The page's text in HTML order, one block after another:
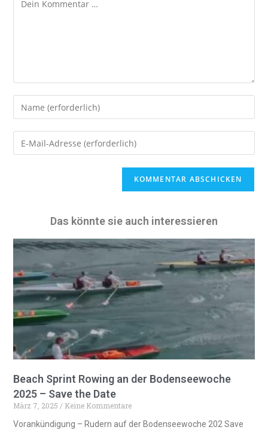
n
t
i
v
e
Das könnte sie auch interessieren
Beach Sprint Rowing an der Bodenseewoche
2025 – Save the Date
März 7, 2025
Keine Kommentare
Vorankündigung – Rudern auf der Bodenseewoche 202 Save